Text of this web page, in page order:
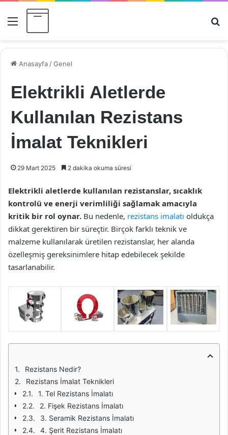
Menü
Anasayfa /Genel
Elektrikli Aletlerde
Kullanılan Rezistans
İmalat Teknikleri
29 Mart 2025 2 dakika okuma süresi
Elektrikli aletlerde kullanılan rezistanslar, sıcaklık
kontrolü ve enerji verimliliği sağlamak amacıyla
kritik bir rol oynar. Bu nedenle, rezistans imalatı oldukça
dikkat gerektiren bir süreçtir. Birçok farklı teknik ve
malzeme kullanılarak üretilen rezistanslar, her alanda
özelleşmiş gereksinimlere hitap edebilecek şekilde
tasarlanabilir.
Rezistans Nedir?
Rezistans İmalat Teknikleri
1. Tel Rezistans İmalatı
2. Fişek Rezistans İmalatı
3. Seramik Rezistans İmalatı
4. Şerit Rezistans İmalatı